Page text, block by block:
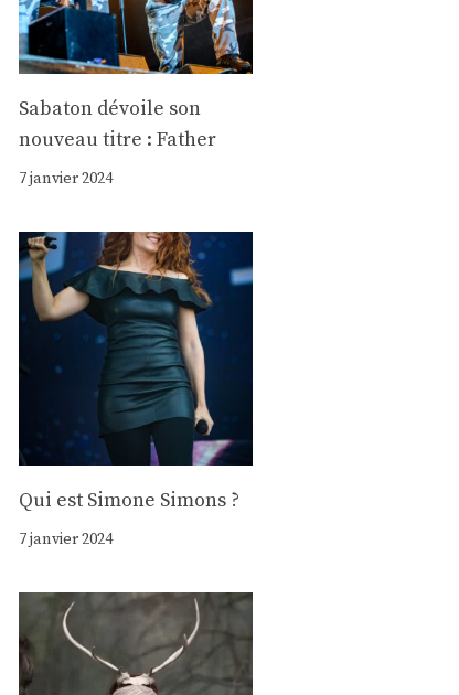
Sabaton dévoile son
nouveau titre : Father
7 janvier 2024
Qui est Simone Simons ?
7 janvier 2024